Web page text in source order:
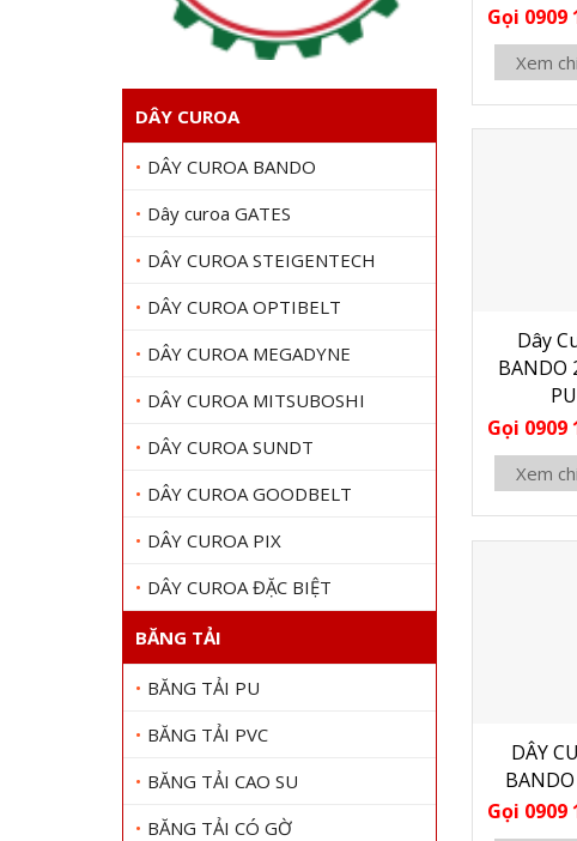
DÂY CUROA
DÂY CUROA BANDO
Dây curoa GATES
DÂY CUROA STEIGENTECH
DÂY CUROA OPTIBELT
DÂY CUROA MEGADYNE
DÂY CUROA MITSUBOSHI
DÂY CUROA SUNDT
DÂY CUROA GOODBELT
DÂY CUROA PIX
DÂY CUROA ĐẶC BIỆT
BĂNG TẢI
BĂNG TẢI PU
BĂNG TẢI PVC
BĂNG TẢI CAO SU
BĂNG TẢI CÓ GỜ
Gọi 0909
Xem
Dây
BANDO
PU
Gọi 0909
Xem
DÂY
Gọi 0909